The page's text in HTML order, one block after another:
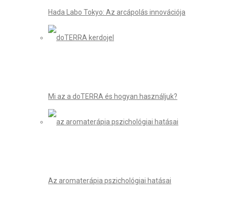
Hada Labo Tokyo: Az arcápolás innovációja
Mi az a doTERRA és hogyan használjuk?
Az aromaterápia pszichológiai hatásai